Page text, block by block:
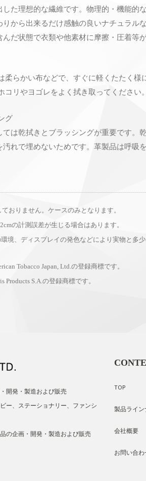
した理想的な繊維です。物理的・機能
りから出来るだけ感触の良いナチュラル
んだ状態で衣類や他素材に摩擦・圧着
らかい布などで、すぐに軽くたたく様
リやヨゴレをよく拭き取ってくださ
グ
ては乾拭きとブラッシングが重要です
汚れで埋めないためです。革製品は呼
おりません。ケースのみとなります。
の計測誤差が生じる場合はあります。
境、ディスプレイの発色などにより実物と多
Tobacco Japan, Ltd.の登録商標です。
S.A.の登録商標です。
開発・製造および販売
ー、ステーショナリー、ファンシ
の企画・開発・製造および販売
TOP
製品ライン
会社概要
お問い合わ